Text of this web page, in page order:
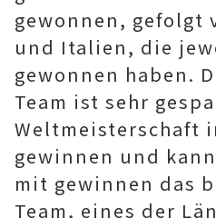
gewonnen, gefolgt
und Italien, die
gewonnen haben.
Team ist sehr
Weltmeisterschaft
gewinnen und
mit gewinnen das
Team, eines der